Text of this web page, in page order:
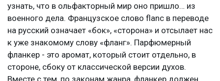
узнать, что в ольфакторный мир оно пришло… из
военного дела. Французское слово flanc в переводе
на русский означает «бок», «сторона» и отсылает нас
к уже знакомому слову «фланг». Парфюмерный
фланкер - это аромат, который стоит отдельно, в
стороне, сбоку от классической версии духов.
Вместе с тем, по законам жанра, фланкер должен